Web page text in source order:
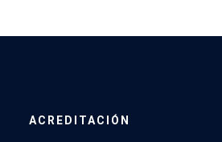
ACREDITACIÓN